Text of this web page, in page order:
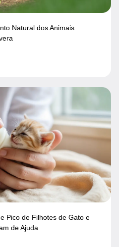
Natural dos Animais
Pico de Filhotes de Gato e
de Ajuda